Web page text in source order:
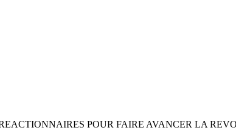
POUR FAIRE AVANCER LA